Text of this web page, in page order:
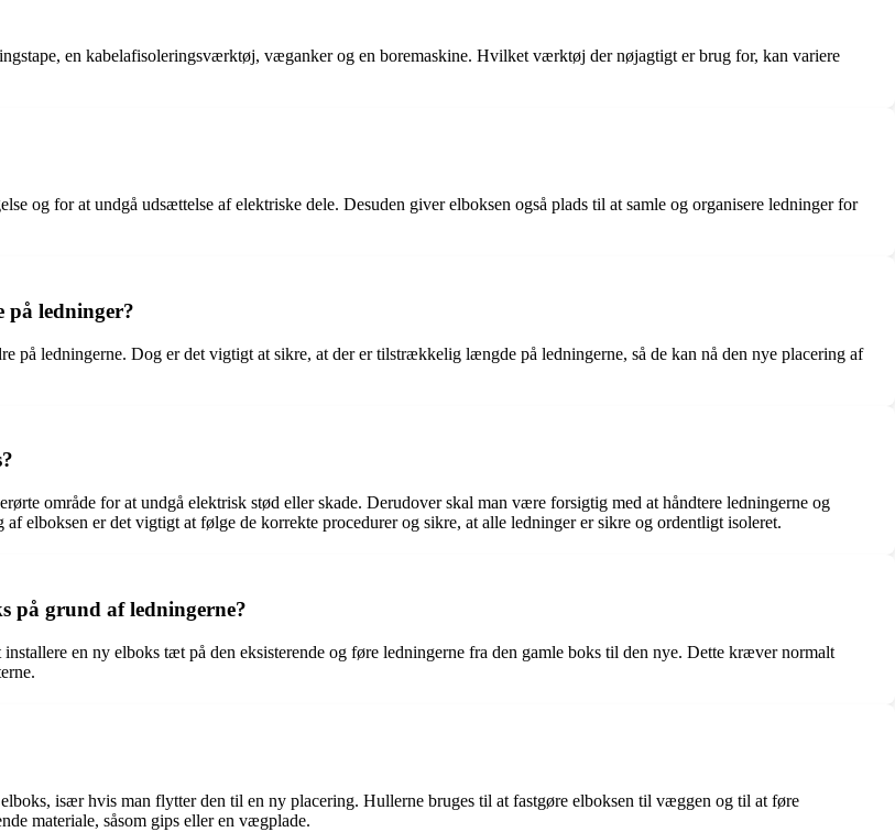
en kabelafisoleringsværktøj, væganker og en boremaskine. Hvilket værktøj der nøjagtigt er brug for, kan variere
og for at undgå udsættelse af elektriske dele. Desuden giver elboksen også plads til at samle og organisere ledninger for
på ledninger?
på ledningerne. Dog er det vigtigt at sikre, at der er tilstrækkelig længde på ledningerne, så de kan nå den nye placering af
område for at undgå elektrisk stød eller skade. Derudover skal man være forsigtig med at håndtere ledningerne og
elboksen er det vigtigt at følge de korrekte procedurer og sikre, at alle ledninger er sikre og ordentligt isoleret.
på grund af ledningerne?
en ny elboks tæt på den eksisterende og føre ledningerne fra den gamle boks til den nye. Dette kræver normalt
især hvis man flytter den til en ny placering. Hullerne bruges til at fastgøre elboksen til væggen og til at føre
materiale, såsom gips eller en vægplade.